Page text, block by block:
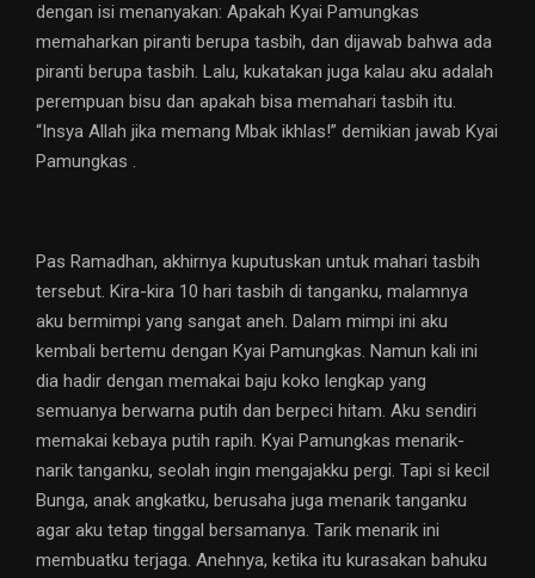
dengan isi menanyakan: Apakah Kyai Pamungkas
memaharkan piranti berupa tasbih, dan dijawab bahwa ada
piranti berupa tasbih. Lalu, kukatakan juga kalau aku adalah
perempuan bisu dan apakah bisa memahari tasbih itu.
“Insya Allah jika memang Mbak ikhlas!” demikian jawab Kyai
Pamungkas .
Pas Ramadhan, akhirnya kuputuskan untuk mahari tasbih
tersebut. Kira-kira 10 hari tasbih di tanganku, malamnya
aku bermimpi yang sangat aneh. Dalam mimpi ini aku
kembali bertemu dengan Kyai Pamungkas. Namun kali ini
dia hadir dengan memakai baju koko lengkap yang
semuanya berwarna putih dan berpeci hitam. Aku sendiri
memakai kebaya putih rapih. Kyai Pamungkas menarik-
narik tanganku, seolah ingin mengajakku pergi. Tapi si kecil
Bunga, anak angkatku, berusaha juga menarik tanganku
agar aku tetap tinggal bersamanya. Tarik menarik ini
membuatku terjaga. Anehnya, ketika itu kurasakan bahuku